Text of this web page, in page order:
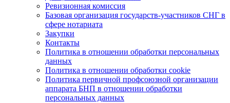
Ревизионная комиссия
Базовая организация государств-участников СНГ в
сфере нотариата
Закупки
Контакты
Политика в отношении обработки персональных
данных
Политика в отношении обработки cookie
Политика первичной профсоюзной организации
аппарата БНП в отношении обработки
персональных данных